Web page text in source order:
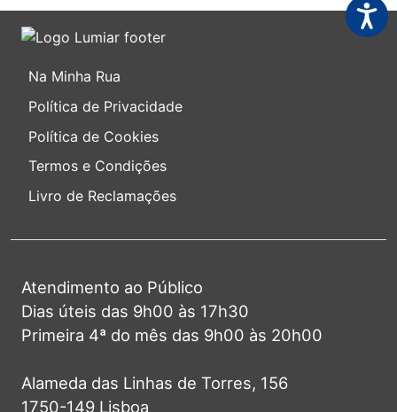
Na Minha Rua
Política de Privacidade
Política de Cookies
Termos e Condições
Livro de Reclamações
Atendimento ao Público
Dias úteis das 9h00 às 17h30
Primeira 4ª do mês das 9h00 às 20h00
Alameda das Linhas de Torres, 156
1750-149 Lisboa